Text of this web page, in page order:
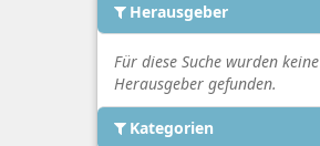
Herausgeber
Für diese Suche wurden keine
Herausgeber gefunden.
Kategorien